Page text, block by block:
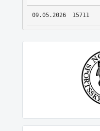
09.05.2026 15711